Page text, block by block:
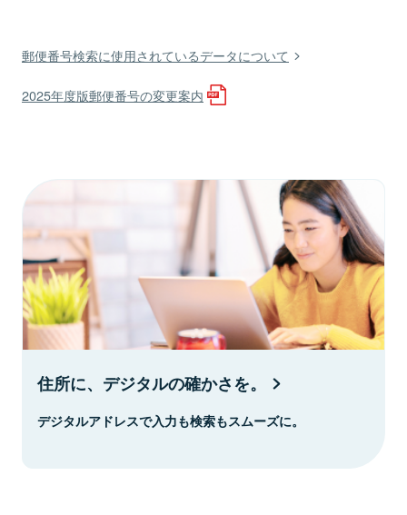
郵便番号検索に使用されているデータについて
2025年度版郵便番号の変更案内
住所に、デジタルの確かさを。
デジタルアドレスで入力も検索もスムーズに。